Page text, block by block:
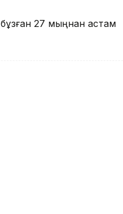
27 мыңнан астам